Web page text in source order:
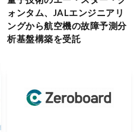
ォンタム、JALエンジニアリ
ングから航空機の故障予測分
析基盤構築を受託